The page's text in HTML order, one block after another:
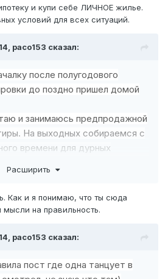
и купи себе ЛИЧНОЕ жилье.
условий для всех ситуаций.
paco153 сказал:
после полугодового
до поздно пришел домой
и занимаюсь предпродажной
На выходных собираемся с
времени для дурных
Расширить
Как и я понимаю, что ты сюда
на правильность.
paco153 сказал:
пост где одна танцует в